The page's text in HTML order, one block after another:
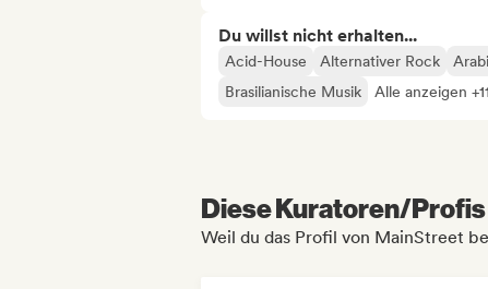
Du willst nicht erhalten...
Acid-House Alternativer Rock
Brasilianische Musik
Alle anzeigen +11
Diese Kuratoren/Profis
Weil du das Profil von MainStreet